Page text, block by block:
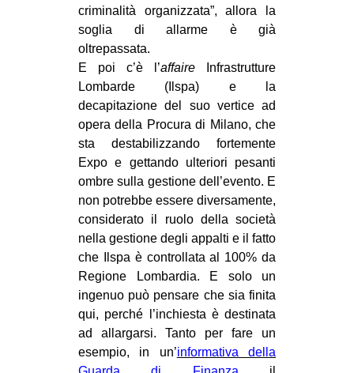
criminalità organizzata”, allora la
soglia di allarme è già
oltrepassata.
E poi c’è l’affaire Infrastrutture
Lombarde (Ilspa) e la
decapitazione del suo vertice ad
opera della Procura di Milano, che
sta destabilizzando fortemente
Expo e gettando ulteriori pesanti
ombre sulla gestione dell’evento. E
non potrebbe essere diversamente,
considerato il ruolo della società
nella gestione degli appalti e il fatto
che Ilspa è controllata al 100% da
Regione Lombardia. E solo un
ingenuo può pensare che sia finita
qui, perché l’inchiesta è destinata
ad allargarsi. Tanto per fare un
esempio, in un’informativa della